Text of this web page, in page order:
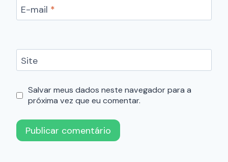
E-mail *
Site
Salvar meus dados neste navegador para a
próxima vez que eu comentar.